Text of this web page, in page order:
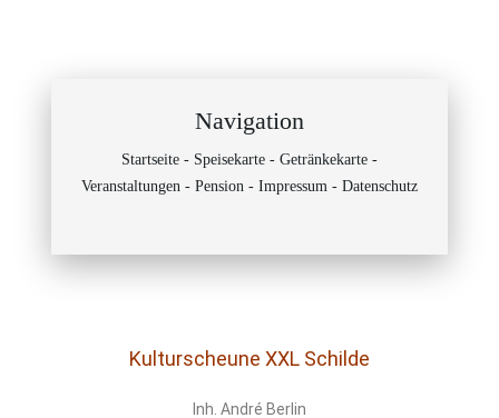
Navigation
Startseite - Speisekarte - Getränkekarte -
Veranstaltungen - Pension - Impressum - Datenschutz
Kulturscheune XXL Schilde
Inh. André Berlin